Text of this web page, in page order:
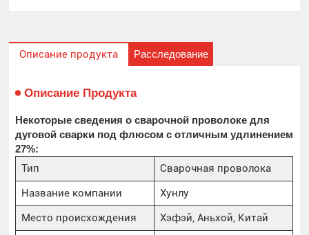
Описание продукта Расследование
Описание Продукта
Некоторые сведения о сварочной проволоке для
дуговой сварки под флюсом с отличным удлинением
27%:
Тип
Сварочная проволока
Название компании
Хунлу
Место происхождения
Хэфэй, Аньхой, Китай